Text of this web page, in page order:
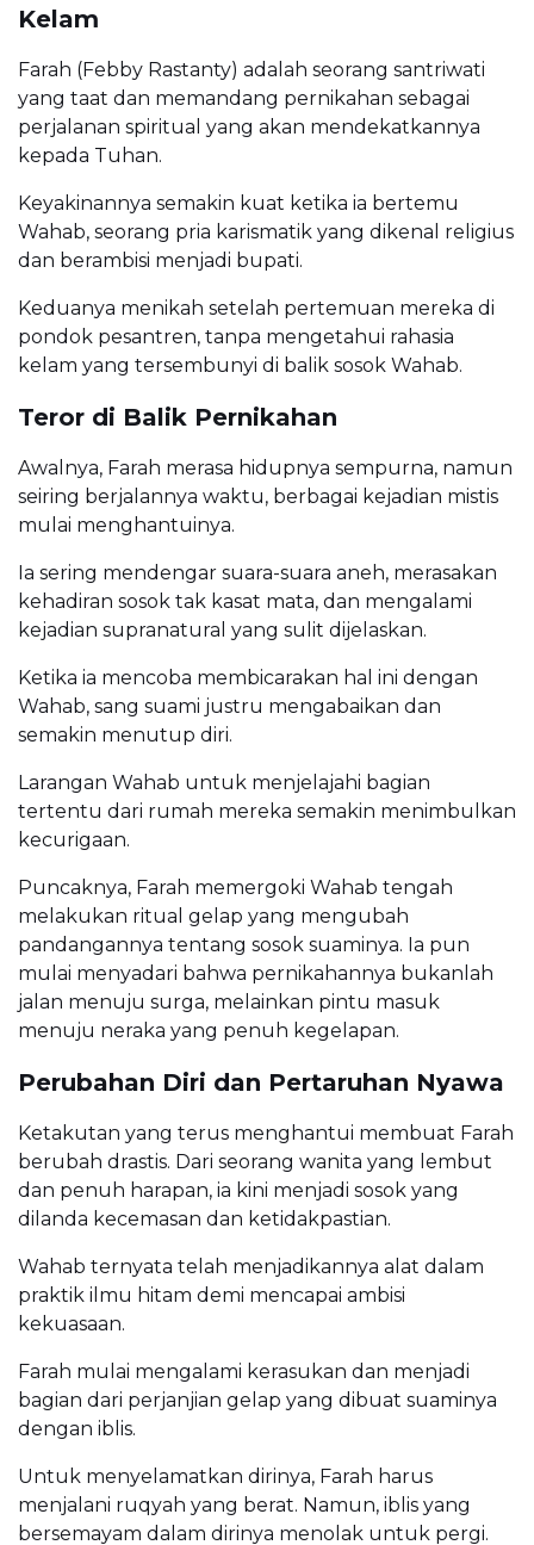
Kelam
Farah (Febby Rastanty) adalah seorang santriwati
yang taat dan memandang pernikahan sebagai
perjalanan spiritual yang akan mendekatkannya
kepada Tuhan.
Keyakinannya semakin kuat ketika ia bertemu
Wahab, seorang pria karismatik yang dikenal religius
dan berambisi menjadi bupati.
Keduanya menikah setelah pertemuan mereka di
pondok pesantren, tanpa mengetahui rahasia
kelam yang tersembunyi di balik sosok Wahab.
Teror di Balik Pernikahan
Awalnya, Farah merasa hidupnya sempurna, namun
seiring berjalannya waktu, berbagai kejadian mistis
mulai menghantuinya.
Ia sering mendengar suara-suara aneh, merasakan
kehadiran sosok tak kasat mata, dan mengalami
kejadian supranatural yang sulit dijelaskan.
Ketika ia mencoba membicarakan hal ini dengan
Wahab, sang suami justru mengabaikan dan
semakin menutup diri.
Larangan Wahab untuk menjelajahi bagian
tertentu dari rumah mereka semakin menimbulkan
kecurigaan.
Puncaknya, Farah memergoki Wahab tengah
melakukan ritual gelap yang mengubah
pandangannya tentang sosok suaminya. Ia pun
mulai menyadari bahwa pernikahannya bukanlah
jalan menuju surga, melainkan pintu masuk
menuju neraka yang penuh kegelapan.
Perubahan Diri dan Pertaruhan Nyawa
Ketakutan yang terus menghantui membuat Farah
berubah drastis. Dari seorang wanita yang lembut
dan penuh harapan, ia kini menjadi sosok yang
dilanda kecemasan dan ketidakpastian.
Wahab ternyata telah menjadikannya alat dalam
praktik ilmu hitam demi mencapai ambisi
kekuasaan.
Farah mulai mengalami kerasukan dan menjadi
bagian dari perjanjian gelap yang dibuat suaminya
dengan iblis.
Untuk menyelamatkan dirinya, Farah harus
menjalani ruqyah yang berat. Namun, iblis yang
bersemayam dalam dirinya menolak untuk pergi.